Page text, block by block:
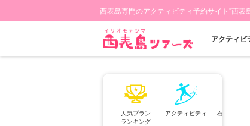
西表島専門のアクティビティ予約サイト"西表
アクティビ
人気プラン
ランキング
アクティビティ
石垣島⇄西表